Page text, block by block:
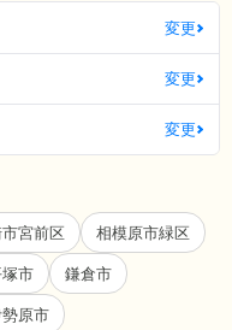
変更
変更
変更
市宮前区 相模原市緑区
市 鎌倉市
原市